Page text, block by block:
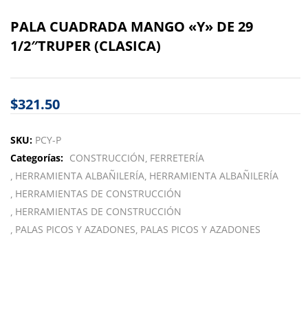
PALA CUADRADA MANGO «Y» DE 29
1/2″TRUPER (CLASICA)
$321.50
SKU: PCY-P
Categorías: CONSTRUCCIÓN FERRETERÍA
HERRAMIENTA ALBAÑILERÍA HERRAMIENTA ALBAÑILERÍA
HERRAMIENTAS DE CONSTRUCCIÓN
HERRAMIENTAS DE CONSTRUCCIÓN
PALAS PICOS Y AZADONES PALAS PICOS Y AZADONES